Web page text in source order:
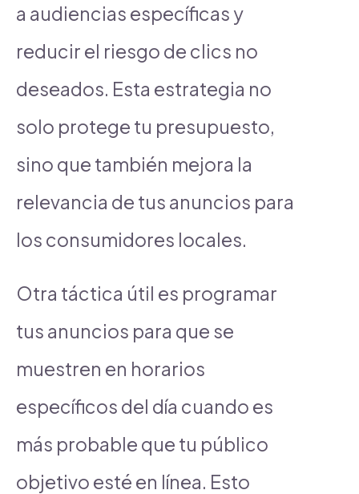
a audiencias específicas y
reducir el riesgo de clics no
deseados. Esta estrategia no
solo protege tu presupuesto,
sino que también mejora la
relevancia de tus anuncios para
los consumidores locales.
Otra táctica útil es programar
tus anuncios para que se
muestren en horarios
específicos del día cuando es
más probable que tu público
objetivo esté en línea. Esto